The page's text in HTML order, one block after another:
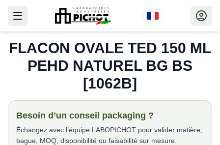
FLACON OVALE TED 150 ML
PEHD NATUREL BG BS
[1062B]
Besoin d’un conseil packaging ?
Échangez avec l’équipe LABOPICHOT pour valider matière,
bague, MOQ, disponibilité ou faisabilité sur mesure.